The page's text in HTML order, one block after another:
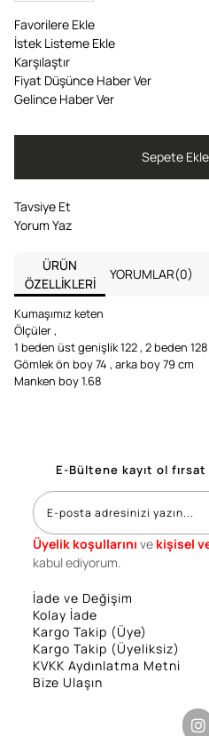
Favorilere Ekle
İstek Listeme Ekle
Karşılaştır
Fiyat Düşünce Haber Ver
Gelince Haber Ver
Tavsiye Et
Yorum Yaz
ÜRÜN
ÖZELLIKLERI
YORUMLAR(0)
Kumaşımız keten
Ölçüler ,
1 beden üst genişlik 122 , 2 beden
Gömlek ön boy 74 , arka boy 79 cm
Manken boy 1.68
E-Bültene kayıt ol
Üyelik koşullarını ve kişisel
kabul ediyorum.
İade ve Değişim
Kolay İade
Kargo Takip (Üye)
Kargo Takip (Üyeliksiz)
KVKK Aydınlatma Metni
Bize Ulaşın